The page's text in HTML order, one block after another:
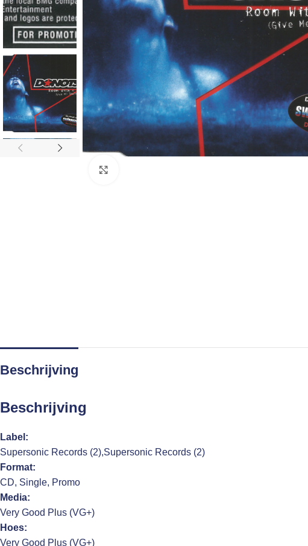
Beschrijving
Beschrijving
Label:
Supersonic Records (2),Supersonic Records (2)
Format:
CD, Single, Promo
Media:
Very Good Plus (VG+)
Hoes:
Very Good Plus (VG+)